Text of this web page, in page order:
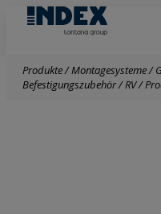
Produkte/Montagesysteme/
Befestigungszubehör/RV/